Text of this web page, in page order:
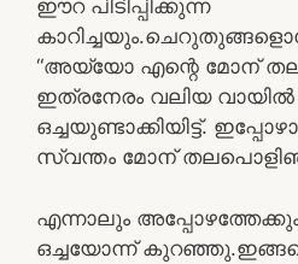
ഈറ പിടിപ്പിക്കുന്ന
“അയ്യോ എന്റെ മോന്
ഇത്രനേരം വലിയ വായിൽ
ഒച്ചയുണ്ടാക്കിയിട്ട്.
സ്വന്തം മോന്
എന്നാലും
ഒച്ചയോന്ന്